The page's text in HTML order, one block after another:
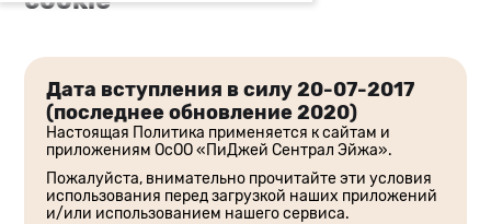
Дата вступления в силу 20-07-2017
(последнее обновление 2020)
Настоящая Политика применяется к сайтам и
приложениям ОсОО «ПиДжей Сентрал Эйжа».
Пожалуйста, внимательно прочитайте эти условия
использования перед загрузкой наших приложений
и/или использованием нашего сервиса.